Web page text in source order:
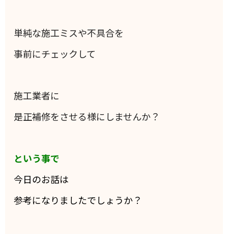
単純な施工ミスや不具合を
事前にチェックして
施工業者に
是正補修をさせる様にしませんか？
という事で
今日のお話は
参考になりましたでしょうか？